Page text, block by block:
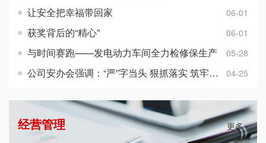
让安全把幸福带回家 06-01
获奖背后的“精心” 06-01
与时间赛跑——发电动力车间全力检修保生产 05-28
公司安办会强调：“严”字当头 狠抓落实 筑牢基础 04-25
经营管理 更多+